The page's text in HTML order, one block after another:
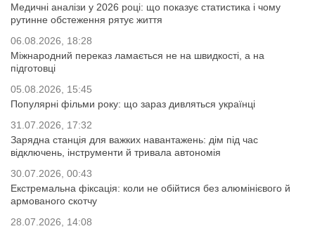
Медичні аналізи у 2026 році: що показує статистика і чому
рутинне обстеження рятує життя
06.08.2026, 18:28
Міжнародний переказ ламається не на швидкості, а на
підготовці
05.08.2026, 15:45
Популярні фільми року: що зараз дивляться українці
31.07.2026, 17:32
Зарядна станція для важких навантажень: дім під час
відключень, інструменти й тривала автономія
30.07.2026, 00:43
Екстремальна фіксація: коли не обійтися без алюмінієвого й
армованого скотчу
28.07.2026, 14:08